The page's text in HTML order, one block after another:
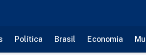
Política Brasil Economia